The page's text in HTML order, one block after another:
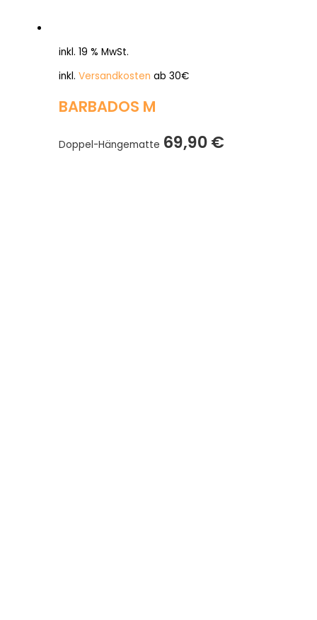
inkl. 19 % MwSt.
inkl. Versandkosten ab 30€
BARBADOS M
Doppel-Hängematte 69,90€